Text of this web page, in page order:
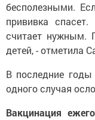
бесполезными.
прививка
считает нужным.
детей, - отметила
В последние годы
одного случая
Вакцинация